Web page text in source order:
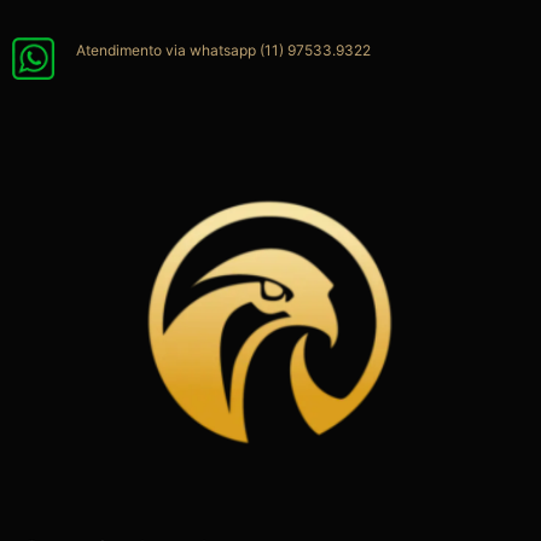
para
Atendimento via whatsapp (11) 97533.9322